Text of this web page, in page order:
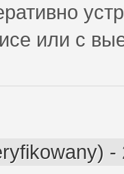
или с
-